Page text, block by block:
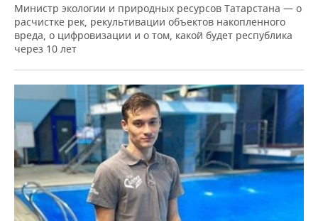
Министр экологии и природных ресурсов Татарстана — о
расчистке рек, рекультивации объектов накопленного
вреда, о цифровизации и о том, какой будет республика
через 10 лет